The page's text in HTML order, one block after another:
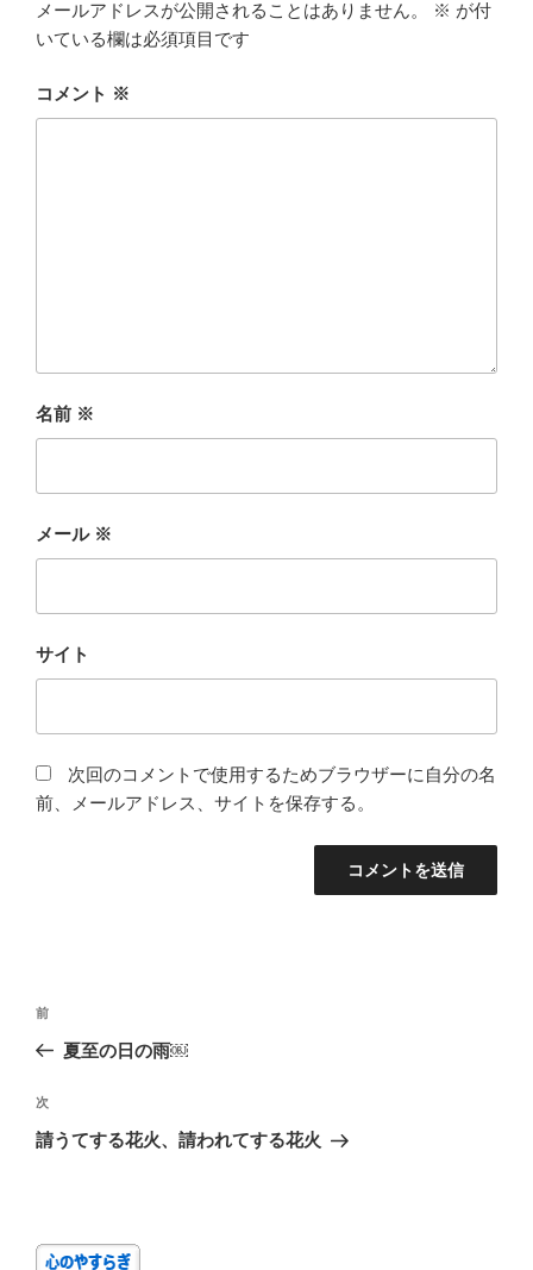
メールアドレスが公開されることはありません。 ※ が付
いている欄は必須項目です
コメント ※
名前 ※
メール ※
サイト
次回のコメントで使用するためブラウザーに自分の名
前、メールアドレス、サイトを保存する。
投
ビ
ゲ
前
の
稿
前
夏至の日の雨￼
次
の
次
請うてする花火、請われてする花火